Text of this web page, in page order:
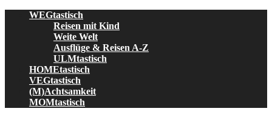
WEGtastisch
Reisen mit Kind
Weite Welt
Ausflüge & Reisen A-Z
ULMtastisch
HOMEtastisch
VEGtastisch
(M)Achtsamkeit
MOMtastisch